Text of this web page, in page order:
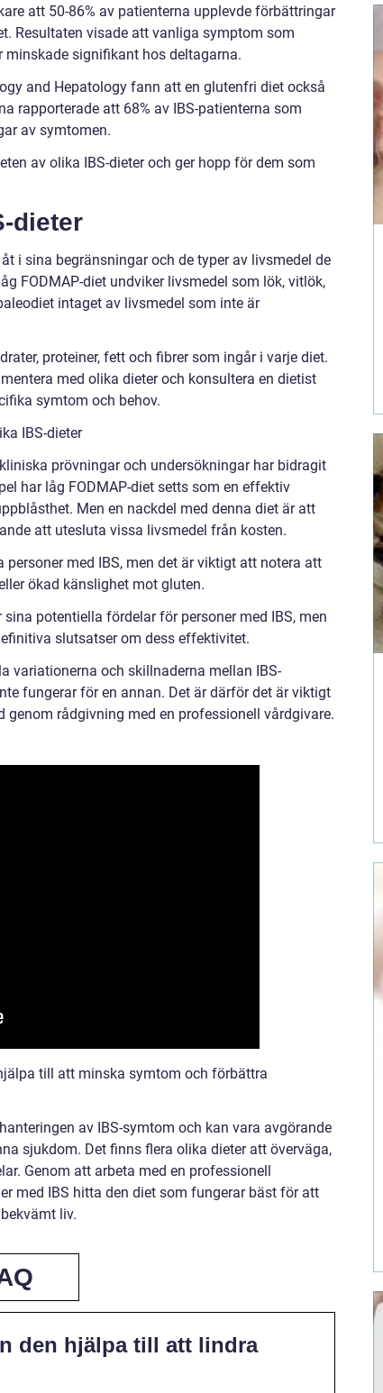
att 50-86% av patienterna upplevde förbättringar
Resultaten visade att vanliga symptom som
signifikant hos deltagarna.
and Hepatology fann att en glutenfri diet också
rapporterade att 68% av IBS-patienterna som
av symtomen.
av olika IBS-dieter och ger hopp för dem som
dieter
i sina begränsningar och de typer av livsmedel de
FODMAP-diet undviker livsmedel som lök, vitlök,
intaget av livsmedel som inte är
proteiner, fett och fibrer som ingår i varje diet.
med olika dieter och konsultera en dietist
symtom och behov.
IBS-dieter
prövningar och undersökningar har bidragit
har låg FODMAP-diet setts som en effektiv
Men en nackdel med denna diet är att
att utesluta vissa livsmedel från kosten.
med IBS, men det är viktigt att notera att
ökad känslighet mot gluten.
potentiella fördelar för personer med IBS, men
slutsatser om dess effektivitet.
variationerna och skillnaderna mellan IBS-
fungerar för en annan. Det är därför det är viktigt
rådgivning med en professionell vårdgivare.
till att minska symtom och förbättra
av IBS-symtom och kan vara avgörande
sjukdom. Det finns flera olika dieter att överväga,
Genom att arbeta med en professionell
med IBS hitta den diet som fungerar bäst för att
liv.
den hjälpa till att lindra